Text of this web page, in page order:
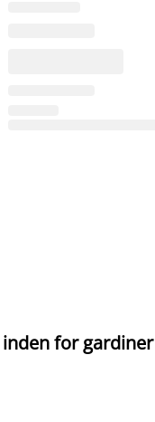
for gardiner